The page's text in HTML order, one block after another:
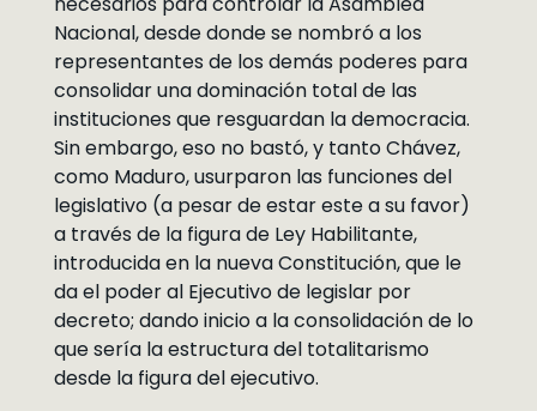
Nacional, desde donde se nombró a los
representantes de los demás poderes para
consolidar una dominación total de las
instituciones que resguardan la democracia.
Sin embargo, eso no bastó, y tanto Chávez,
como Maduro, usurparon las funciones del
legislativo (a pesar de estar este a su favor)
a través de la figura de Ley Habilitante,
introducida en la nueva Constitución, que le
da el poder al Ejecutivo de legislar por
decreto; dando inicio a la consolidación de lo
que sería la estructura del totalitarismo
desde la figura del ejecutivo.